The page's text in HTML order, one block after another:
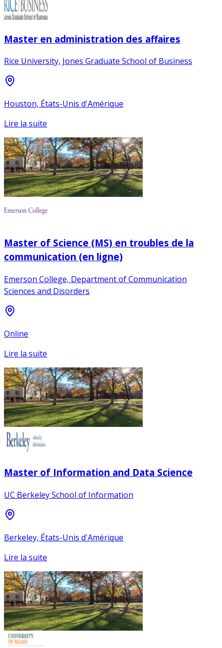
Master en administration des affaires
Rice University, Jones Graduate School of Business
Houston, États-Unis d'Amérique
Lire la suite
Master of Science (MS) en troubles de la
communication (en ligne)
Emerson College, Department of Communication
Sciences and Disorders
Online
Lire la suite
Master of Information and Data Science
UC Berkeley School of Information
Berkeley, États-Unis d'Amérique
Lire la suite